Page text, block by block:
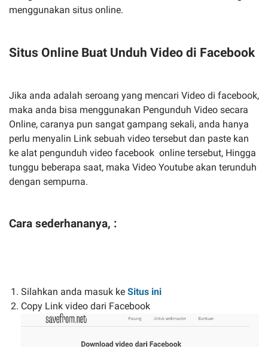
menggunakan situs online.
Situs Online Buat Unduh Video di Facebook
Jika anda adalah seroang yang mencari Video di facebook,
maka anda bisa menggunakan Pengunduh Video secara
Online, caranya pun sangat gampang sekali, anda hanya
perlu menyalin Link sebuah video tersebut dan paste kan
ke alat pengunduh video facebook online tersebut, Hingga
tunggu beberapa saat, maka Video Youtube akan terunduh
dengan sempurna.
Cara sederhananya, :
Silahkan anda masuk ke Situs ini
Copy Link video dari Facebook